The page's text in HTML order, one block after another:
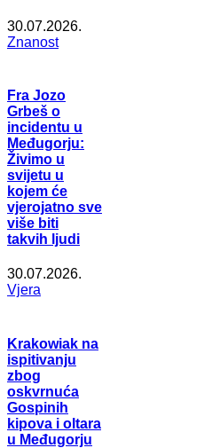
30.07.2026.
Znanost
Fra Jozo
Grbeš o
incidentu u
Međugorju:
Živimo u
svijetu u
kojem će
vjerojatno sve
više biti
takvih ljudi
30.07.2026.
Vjera
Krakowiak na
ispitivanju
zbog
oskvrnuća
Gospinih
kipova i oltara
u Međugorju